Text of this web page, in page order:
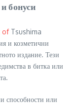
бонуси
ofTsushima
и козметични
издание. Тези
в битка или
способности или